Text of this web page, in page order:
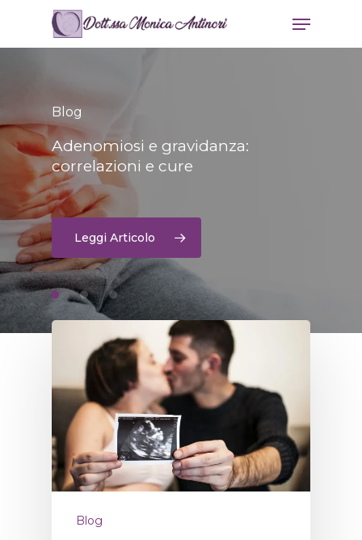
Menu
Blog
Adenomiosi e gravidanza:
correlazioni e cure
Leggi Articolo
Blog
Iui percentuale di successo
100 casi
Blog
Poliabortività: frequenza,
rimedi
Blog